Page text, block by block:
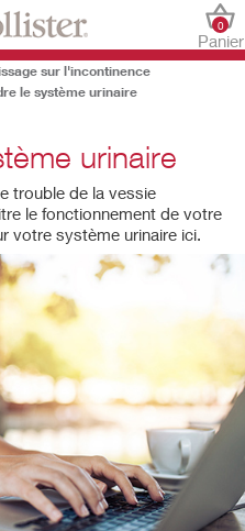
Panier
0
sur l'incontinence
le système urinaire
urinaire
trouble de la vessie
le fonctionnement de votre
votre système urinaire ici.